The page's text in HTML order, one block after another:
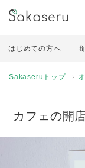
はじめての方へ
Sakaseruトップ
カフェの開